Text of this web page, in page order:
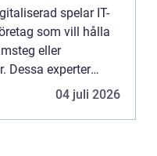
spelar IT-
som vill hålla
eller
Dessa experter
...
04 juli 2026